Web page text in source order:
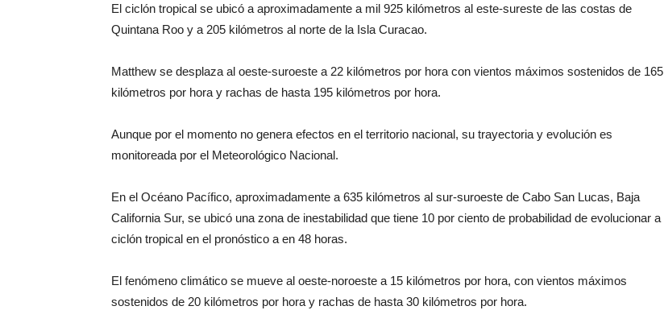
El ciclón tropical se ubicó a aproximadamente a mil 925 kilómetros al este-sureste de las costas de
Quintana Roo y a 205 kilómetros al norte de la Isla Curacao.
Matthew se desplaza al oeste-suroeste a 22 kilómetros por hora con vientos máximos sostenidos de 165
kilómetros por hora y rachas de hasta 195 kilómetros por hora.
Aunque por el momento no genera efectos en el territorio nacional, su trayectoria y evolución es
monitoreada por el Meteorológico Nacional.
En el Océano Pacífico, aproximadamente a 635 kilómetros al sur-suroeste de Cabo San Lucas, Baja
California Sur, se ubicó una zona de inestabilidad que tiene 10 por ciento de probabilidad de evolucionar a
ciclón tropical en el pronóstico a en 48 horas.
El fenómeno climático se mueve al oeste-noroeste a 15 kilómetros por hora, con vientos máximos
sostenidos de 20 kilómetros por hora y rachas de hasta 30 kilómetros por hora.